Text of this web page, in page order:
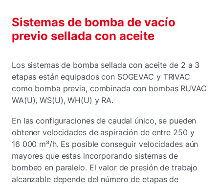
Sistemas de bomba de vacío
previo sellada con aceite
Los sistemas de bomba sellada con aceite de 2 a 3
etapas están equipados con SOGEVAC y TRIVAC
como bomba previa, combinada con bombas RUVAC
WA(U), WS(U), WH(U) y RA.
En las configuraciones de caudal único, se pueden
obtener velocidades de aspiración de entre 250 y
16 000 m³/h. Es posible conseguir velocidades aún
mayores que estas incorporando sistemas de
bombeo en paralelo. El valor de presión de trabajo
alcanzable depende del número de etapas de